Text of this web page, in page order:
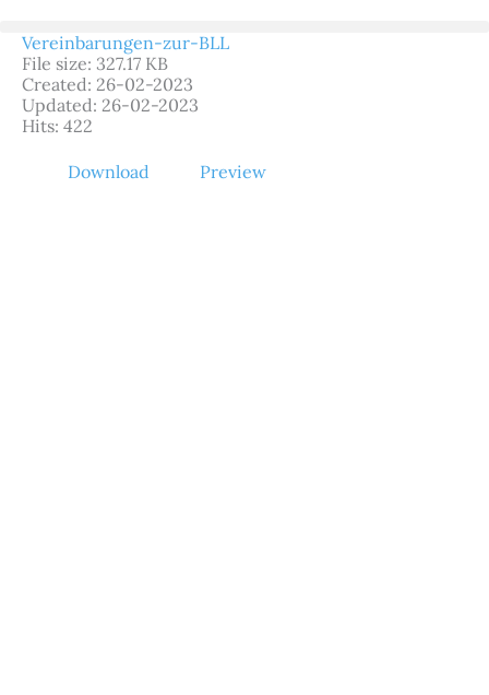
springen
Vereinbarungen-zur-BLL
File size: 327.17 KB
Created: 26-02-2023
Updated: 26-02-2023
Hits: 422
Download Preview